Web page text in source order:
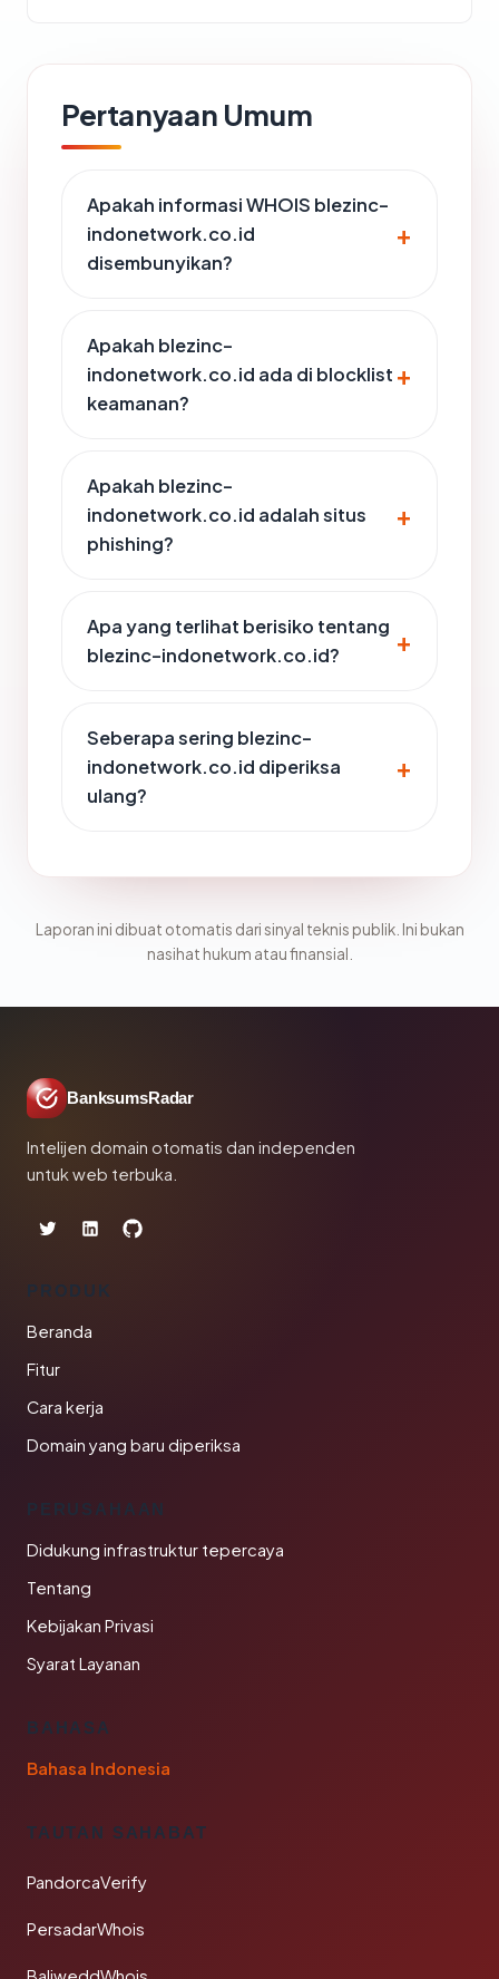
Pertanyaan Umum
Apakah informasi WHOIS blezinc-
indonetwork.co.id
disembunyikan?
Apakah blezinc-
indonetwork.co.id ada di blocklist
keamanan?
Apakah blezinc-
indonetwork.co.id adalah situs
phishing?
Apa yang terlihat berisiko tentang
blezinc-indonetwork.co.id?
Seberapa sering blezinc-
indonetwork.co.id diperiksa
ulang?
Laporan ini dibuat otomatis dari sinyal teknis publik. Ini bukan
nasihat hukum atau finansial.
BanksumsRadar
Intelijen domain otomatis dan independen
untuk web terbuka.
PRODUK
Beranda
Fitur
Cara kerja
Domain yang baru diperiksa
PERUSAHAAN
Didukung infrastruktur tepercaya
Tentang
Kebijakan Privasi
Syarat Layanan
BAHASA
Bahasa Indonesia
TAUTAN SAHABAT
PandorcaVerify
PersadarWhois